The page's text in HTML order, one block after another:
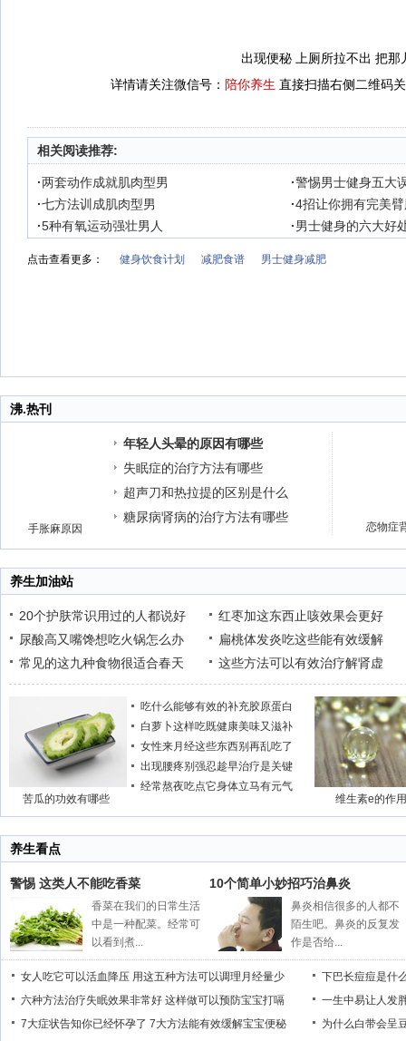
出现便秘 上厕所拉不出 把那
详情请关注微信号： 陪你养生 直接扫描右侧二维码
相关阅读推荐:
·两套动作成就肌肉型男 ·警惕男士健身五大
·七方法训成肌肉型男 ·4招让你拥有完美
·5种有氧运动强壮男人 ·男士健身的六大好
点击查看更多： 健身饮食计划 减肥食谱 男士健身减肥
沸.热刊
手胀麻原因
年轻人头晕的原因有哪些
失眠症的治疗方法有哪些
超声刀和热拉提的区别是什么
糖尿病肾病的治疗方法有哪些
恋物症
养生加油站
20个护肤常识用过的人都说好
尿酸高又嘴馋想吃火锅怎么办
常见的这九种食物很适合春天
红枣加这东西止咳效果会更好
扁桃体发炎吃这些能有效缓解
这些方法可以有效治疗解肾虚
苦瓜的功效有哪些
吃什么能够有效的补充胶原蛋白
白萝卜这样吃既健康美味又滋补
女性来月经这些东西别再乱吃了
出现腰疼别强忍趁早治疗是关键
经常熬夜吃点它身体立马有元气
维生素e的作用
养生看点
警惕 这类人不能吃香菜
香菜在我们的日常生活
中是一种配菜。经常可
以看到煮...
10个简单小妙招巧治鼻炎
鼻炎相信很多的人都不
陌生吧。鼻炎的反复发
作是否给...
女人吃它可以活血降压 用这五种方法可以调理月经量少
六种方法治疗失眠效果非常好 这样做可以预防宝宝打嗝
7大症状告知你已经怀孕了 7大方法能有效缓解宝宝便秘
下巴长痘痘是什
一生中易让人发
为什么白带会呈